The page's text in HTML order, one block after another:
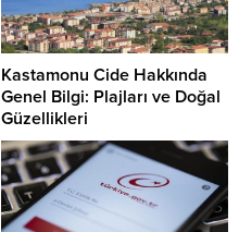
Kastamonu Cide Hakkında
Genel Bilgi: Plajları ve Doğal
Güzellikleri